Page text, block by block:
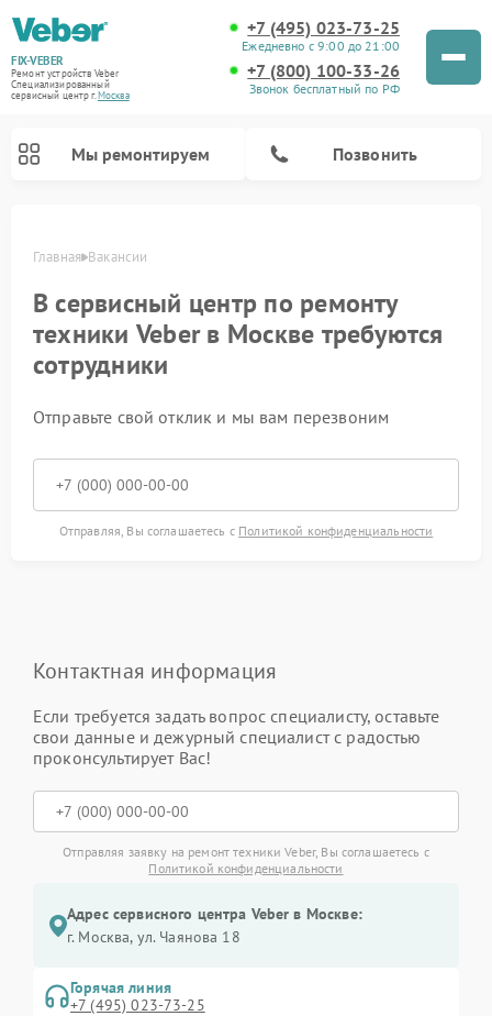
FIX-VEBER
Ремонт устройств Veber
Специализированный
cервисный центр г.Москва
+7 (495) 023-73-25
Ежедневно с 9:00 до 21:00
+7 (800) 100-33-26
Звонок бесплатный по РФ
Мы ремонтируем Позвонить
Главная Вакансии
В сервисный центр по ремонту
техники Veber в Москве требуются
сотрудники
Отправьте свой отклик и мы вам перезвоним
Отправляя, Вы соглашаетесь с Политикой конфиденциальности
Контактная информация
Если требуется задать вопрос специалисту, оставьте
свои данные и дежурный специалист с радостью
проконсультирует Вас!
Отправляя заявку на ремонт техники Veber, Вы соглашаетесь с
Политикой конфиденциальности
Адрес сервисного центра Veber в Москве:
г. Москва, ул. Чаянова 18
Горячая линия
+7 (495) 023-73-25